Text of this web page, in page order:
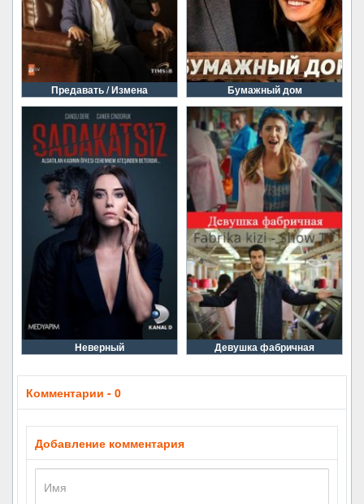
Предавать / Измена Бумажный дом
Неверный Девушка фабричная
Комментарии - 0
Добавление комментария